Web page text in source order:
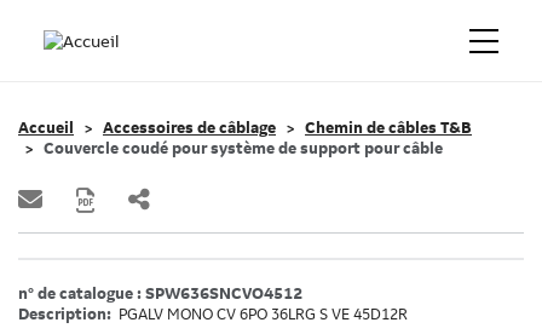
Accueil Accessoires de câblage
Chemin de câbles T&B
Couvercle coudé pour système de support pour câble
n° de catalogue : SPW636SNCVO4512
Description: PGALV MONO CV 6PO 36LRG S VE 45D12R